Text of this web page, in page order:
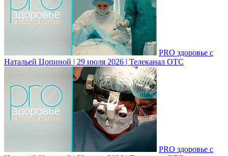
PRO здоровье с
Натальей Цопиной | 29 июля 2026 | Телеканал ОТС
PRO здоровье с